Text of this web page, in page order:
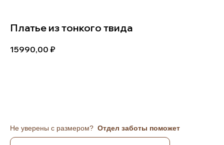
Платье из тонкого твида
15990,00
Не уверены с размером? Отдел заботы поможет